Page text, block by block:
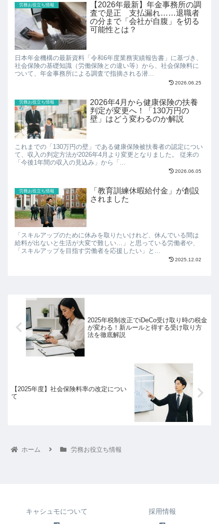
労務お役立ち情報
【2026年最新】年金事務所の調
査で是正 支払漏れ……退職者
の分まで「会社が自腹」を切る
可能性とは？
日本年金機構の最新資料「令和6年度業務実績報告書」に基づき、
社会保険の基礎知識（労働保険との違い等）から、社会保険料に
ついて、年金事務所による調査で指摘される潜...
2026.06.25
労務お役立ち情報
2026年4月から健康保険の扶養
判定が変更へ！「130万円の
壁」はどう変わるのか解説
これまでの「130万円の壁」である健康保険被扶養者の認定につい
て、収入の判定方法が2026年4月より変更となりました。 従来の
「今後1年間の収入の見込み」から「...
2026.06.05
労務お役立ち情報
「教育訓練休暇給付金」が創設
されました
「スキルアップのために休みを取りたいけれど、休んでいる間は
給料が出ないと生活が大変で難しい…」と思っている労働者や、
「スキルアップを目指す労働者を応援したい」と...
2025.12.02
2025年税制改正でiDeCo受け取り時の税金
が変わる！新ルールと得する受け取り方
法を徹底解説
【2025年度】社会保険料率の改定につい
て
ホーム 労務お役立ち情報
キャシュモについて 採用情報